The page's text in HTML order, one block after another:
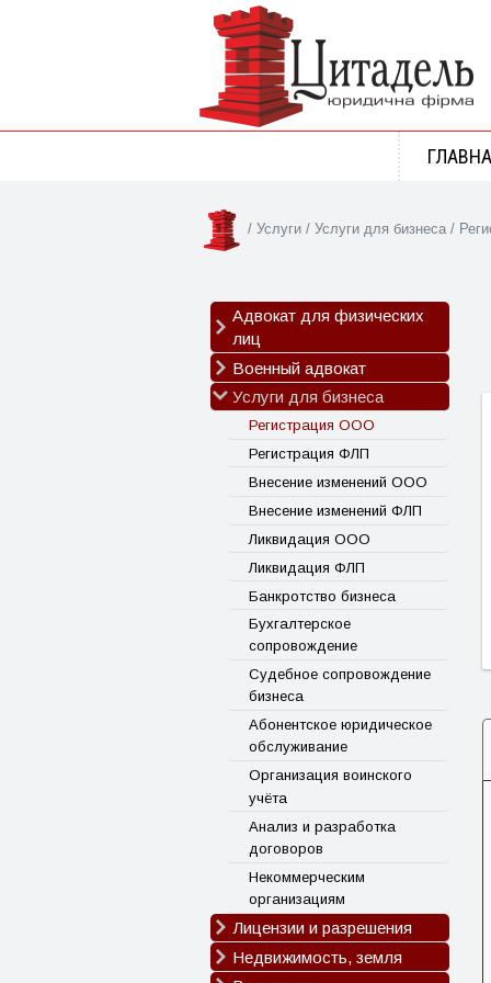
/ Услуги / Услуги для бизнеса /
Адвокат для физических
лиц
Семейные споры
Наследственные споры
Трудовые споры
ДТП
Адвокат по статье 130
Уголовный адвокат
Недвижимость и земельные
споры
Споры с банками и
госорганами
Военный адвокат
Обжалование ВЛК
Отсрочка от мобилизации
Выплаты за ранение
Выплаты семьям погибших
(15 млн)
Признание безвести /
Установление факта смерти
территории
Услуги для бизнеса
Регистрация ООО
Регистрация ФЛП
Внесение изменений ООО
Внесение изменений ФЛП
Ликвидация ООО
Ликвидация ФЛП
Банкротство бизнеса
Бухгалтерское
сопровождение
Судебное сопровождение
бизнеса
Абонентское юридическое
обслуживание
Организация воинского
учёта
Анализ и разработка
договоров
Некоммерческим
организациям
Лицензии и разрешения
Лицензия на топливо
Недвижимость, земля